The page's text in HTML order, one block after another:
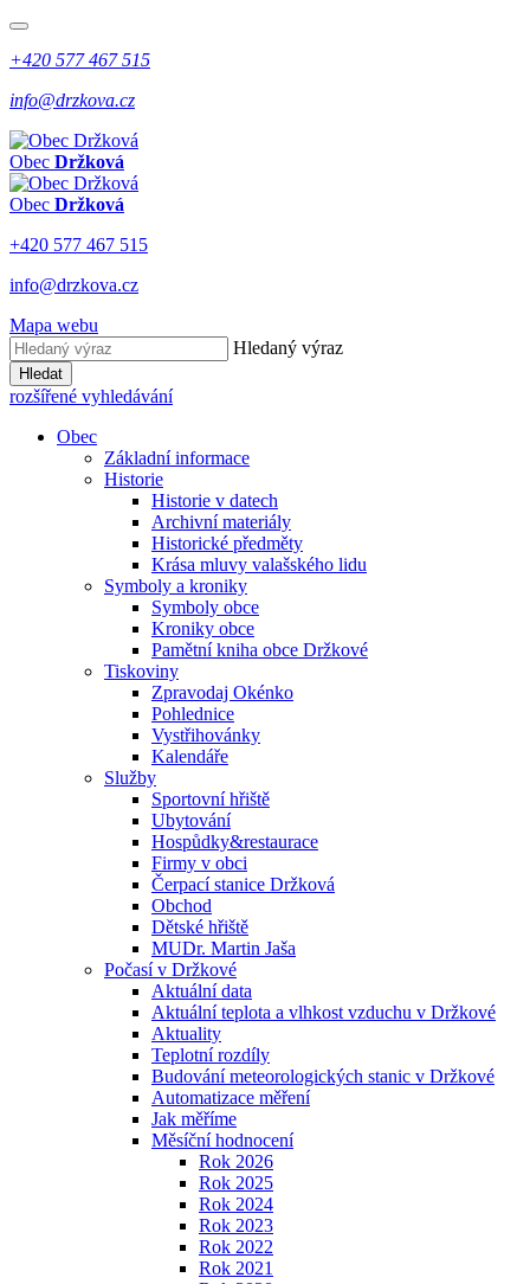
+420 577 467 515
info@drzkova.cz
Obec Držková
Obec Držková
+420 577 467 515
info@drzkova.cz
Mapa webu
Hledaný výraz
Hledat
rozšířené vyhledávání
Obec
Základní informace
Historie
Historie v datech
Archivní materiály
Historické předměty
Krása mluvy valašského lidu
Symboly a kroniky
Symboly obce
Kroniky obce
Pamětní kniha obce Držkové
Tiskoviny
Zpravodaj Okénko
Pohlednice
Vystřihovánky
Kalendáře
Služby
Sportovní hřiště
Ubytování
Hospůdky&restaurace
Firmy v obci
Čerpací stanice Držková
Obchod
Dětské hřiště
MUDr. Martin Jaša
Počasí v Držkové
Aktuální data
Aktuální teplota a vlhkost vzduchu v Držkové
Aktuality
Teplotní rozdíly
Budování meteorologických stanic v Držkové
Automatizace měření
Jak měříme
Měsíční hodnocení
Rok 2026
Rok 2025
Rok 2024
Rok 2023
Rok 2022
Rok 2021